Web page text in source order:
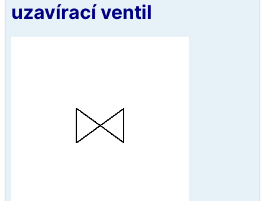
uzavírací ventil